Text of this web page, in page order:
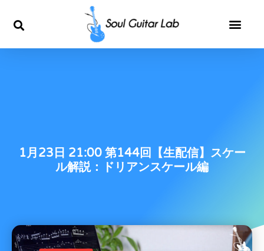
1月23日 21:00 第144回【生配信】スケー
ル解説：ドリアンスケール編